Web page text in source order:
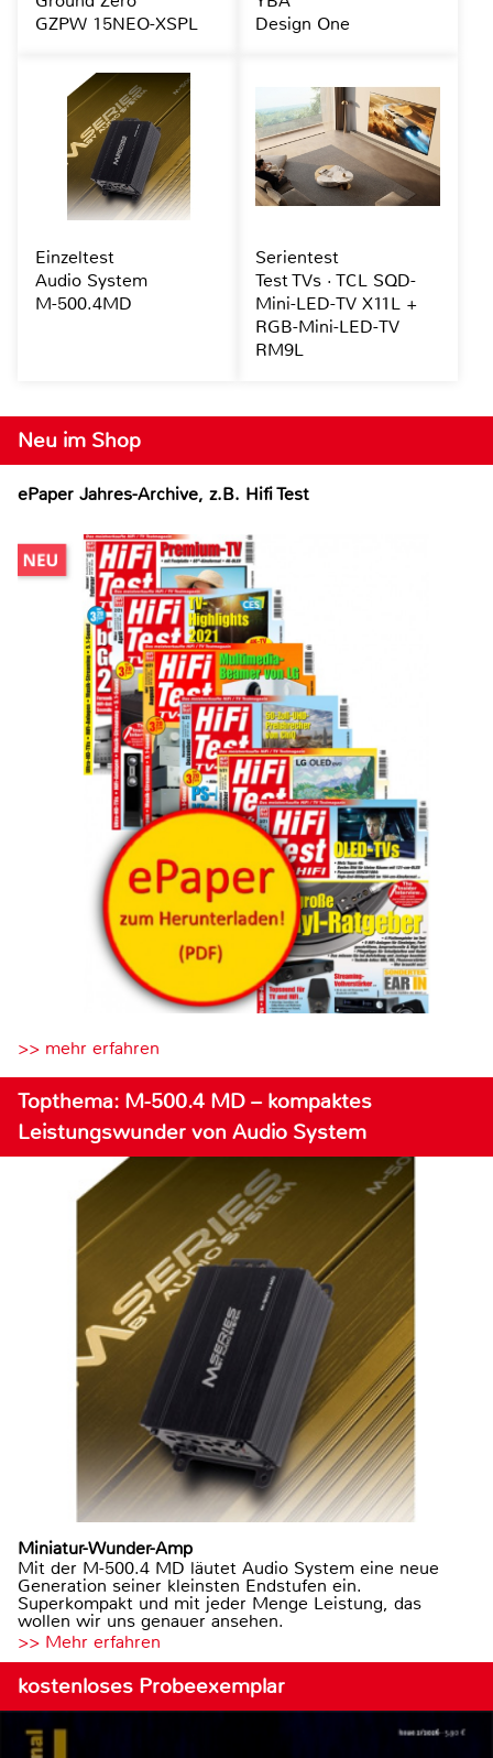
Neu im Shop
ePaper Jahres-Archive, z.B. Hifi Test
>> mehr erfahren
Topthema: M-500.4 MD – kompaktes
Leistungswunder von Audio System
Miniatur-Wunder-Amp
Mit der M-500.4 MD läutet Audio System eine neue
Generation seiner kleinsten Endstufen ein.
Superkompakt und mit jeder Menge Leistung, das
wollen wir uns genauer ansehen.
>> Mehr erfahren
kostenloses Probeexemplar
GZPW 15NEO-XSPL
Design One
Einzeltest
Audio System
M-500.4MD
Serientest
Test TVs · TCL SQD-
Mini-LED-TV X11L +
RGB-Mini-LED-TV
RM9L